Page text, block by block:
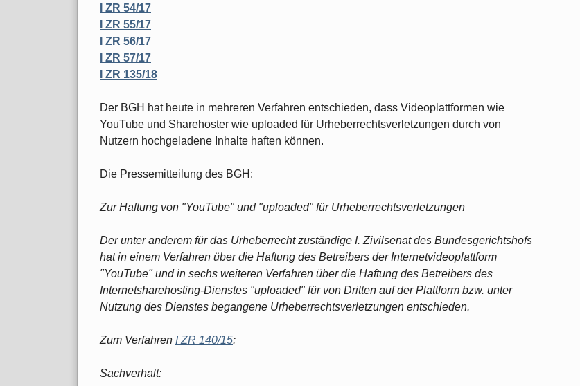
I ZR 54/17
I ZR 55/17
I ZR 56/17
I ZR 57/17
I ZR 135/18
Der BGH hat heute in mehreren Verfahren entschieden, dass Videoplattformen wie
YouTube und Sharehoster wie uploaded für Urheberrechtsverletzungen durch von
Nutzern hochgeladene Inhalte haften können.
Die Pressemitteilung des BGH:
Zur Haftung von "YouTube" und "uploaded" für Urheberrechtsverletzungen
Der unter anderem für das Urheberrecht zuständige I. Zivilsenat des Bundesgerichtshofs
hat in einem Verfahren über die Haftung des Betreibers der Internetvideoplattform
"YouTube" und in sechs weiteren Verfahren über die Haftung des Betreibers des
Internetsharehosting-Dienstes "uploaded" für von Dritten auf der Plattform bzw. unter
Nutzung des Dienstes begangene Urheberrechtsverletzungen entschieden.
Zum Verfahren I ZR 140/15:
Sachverhalt: